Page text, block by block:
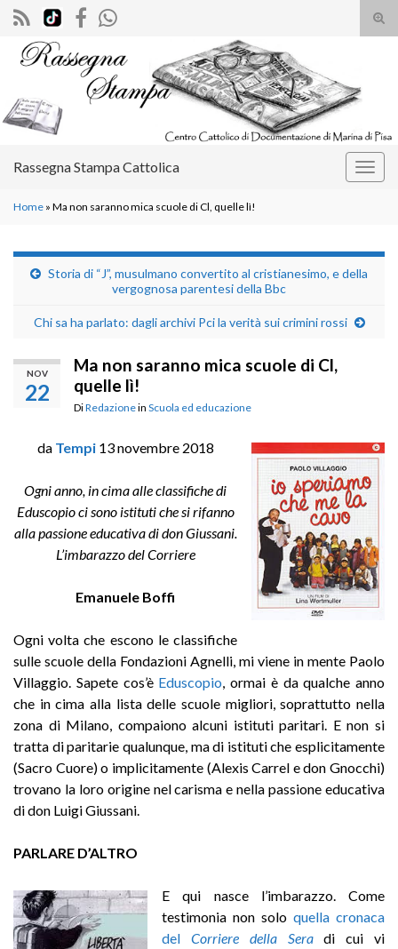
il
Search for:
Rassegna Stampa Cattolica
Home » Ma non saranno mica scuole di Cl, quelle lì!
Storia di “J”, musulmano convertito al cristianesimo, e della
vergognosa parentesi della Bbc
Chi sa ha parlato: dagli archivi Pci la verità sui crimini rossi
NOV
22
Ma non saranno mica scuole di Cl,
quelle lì!
DiRedazionein Scuola ed educazione
da Tempi13 novembre 2018
Ogni anno, in cima alle classifiche di
Eduscopio ci sono istituti che si rifanno
alla passione educativa di don Giussani.
L’imbarazzo del Corriere
Emanuele Boffi
Ogni volta che escono le classifiche
sulle scuole della Fondazioni Agnelli, mi viene in mente Paolo
Villaggio. Sapete cos’è Eduscopio , ormai è da qualche anno
che in cima alla lista delle scuole migliori, soprattutto nella
zona di Milano, compaiono alcuni istituti paritari. E non si
tratta di paritarie qualunque, ma di istituti che esplicitamente
(Sacro Cuore) o implicitamente (Alexis Carrel e don Gnocchi)
trovano la loro origine nel carisma e nella passione educativa
di don Luigi Giussani.
PARLARE D’ALTRO
E qui nasce l’imbarazzo. Come
testimonia non solo quella cronaca
del Corriere della Seradi cui vi